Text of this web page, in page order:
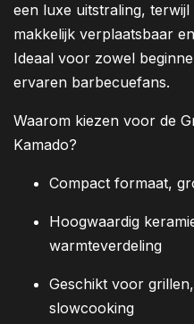
een luxe uitstraling,
makkelijk verplaatsbaar
Ideaal voor zowel
ervaren barbecuefans.
Waarom kiezen voor de
Kamado?
Compact formaat,
Hoogwaardig
warmteverdeling
Geschikt voor
slowcooking